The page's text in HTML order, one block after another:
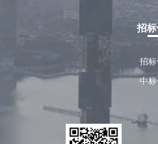
招
招标
中